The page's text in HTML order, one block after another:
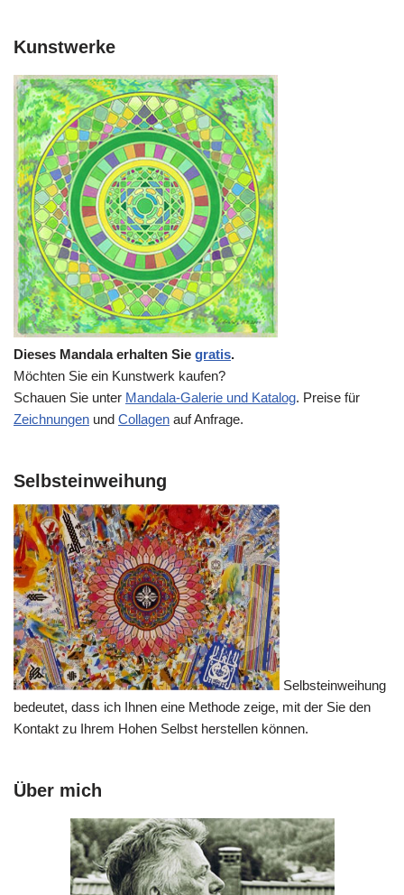
Kunstwerke
Dieses Mandala erhalten Sie gratis.
Möchten Sie ein Kunstwerk kaufen?
Schauen Sie unter Mandala-Galerie und Katalog. Preise für
Zeichnungen und Collagen auf Anfrage.
Selbsteinweihung
Selbsteinweihung
bedeutet, dass ich Ihnen eine Methode zeige, mit der Sie den
Kontakt zu Ihrem Hohen Selbst herstellen können.
Über mich